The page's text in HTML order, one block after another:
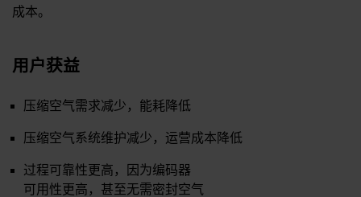
成本。
用户获益
压缩空气需求减少，能耗降低
压缩空气系统维护减少，运营成本降低
过程可靠性更高，因为编码器
可用性更高，甚至无需密封空气